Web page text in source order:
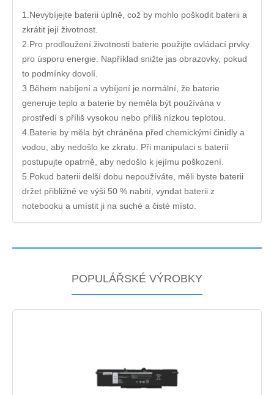
1.Nevybíjejte baterii úplně, což by mohlo poškodit baterii a
zkrátit její životnost.
2.Pro prodloužení životnosti baterie použijte ovládací prvky
pro úsporu energie. Například snižte jas obrazovky, pokud
to podmínky dovolí.
3.Během nabíjení a vybíjení je normální, že baterie
generuje teplo a baterie by neměla být používána v
prostředí s příliš vysokou nebo příliš nízkou teplotou.
4.Baterie by měla být chráněna před chemickými činidly a
vodou, aby nedošlo ke zkratu. Při manipulaci s baterií
postupujte opatrně, aby nedošlo k jejímu poškození.
5.Pokud baterii delší dobu nepoužíváte, měli byste baterii
držet přibližně ve výši 50 % nabití, vyndat baterii z
notebooku a umístit ji na suché a čisté místo.
POPULÁŘSKÉ VÝROBKY